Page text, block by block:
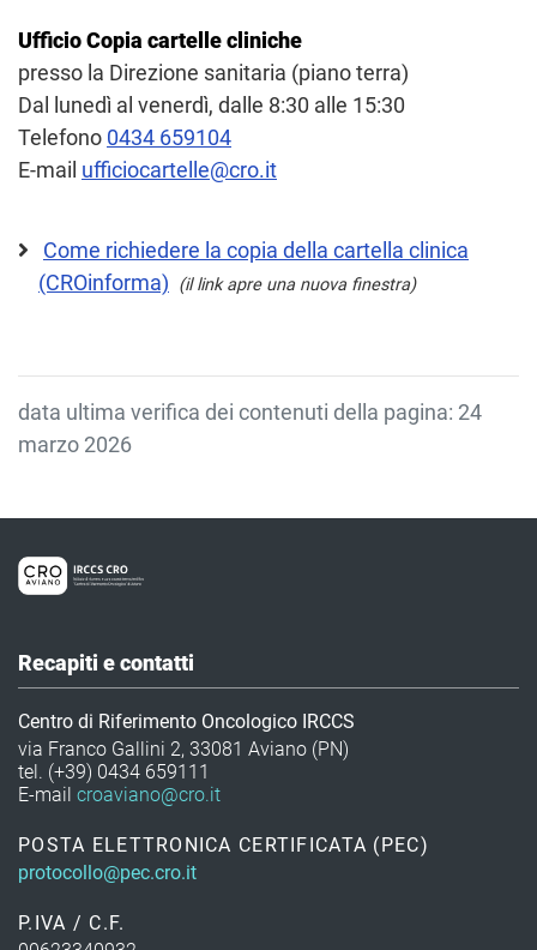
Ufficio Copia cartelle cliniche
presso la Direzione sanitaria (piano terra)
Dal lunedì al venerdì, dalle 8:30 alle 15:30
Telefono 0434 659104
E-mail ufficiocartelle@cro.it
Come richiedere la copia della cartella clinica
(CROinforma) (il link apre una nuova finestra)
data ultima verifica dei contenuti della pagina: 24
marzo 2026
Recapiti e contatti
Centro di Riferimento Oncologico IRCCS
via Franco Gallini 2, 33081 Aviano (PN)
tel. (+39) 0434 659111
E-mail croaviano@cro.it
POSTA ELETTRONICA CERTIFICATA (PEC)
protocollo@pec.cro.it
P.IVA / C.F.